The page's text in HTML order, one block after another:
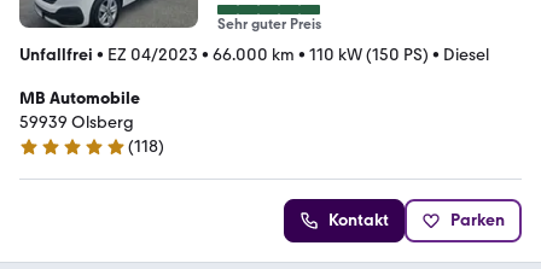
Sehr guter Preis
Unfallfrei • EZ 04/2023 • 66.000 km • 110 kW (150 PS) • Diesel
MB Automobile
59939 Olsberg
5 Sterne
(118)
Kontakt Parken